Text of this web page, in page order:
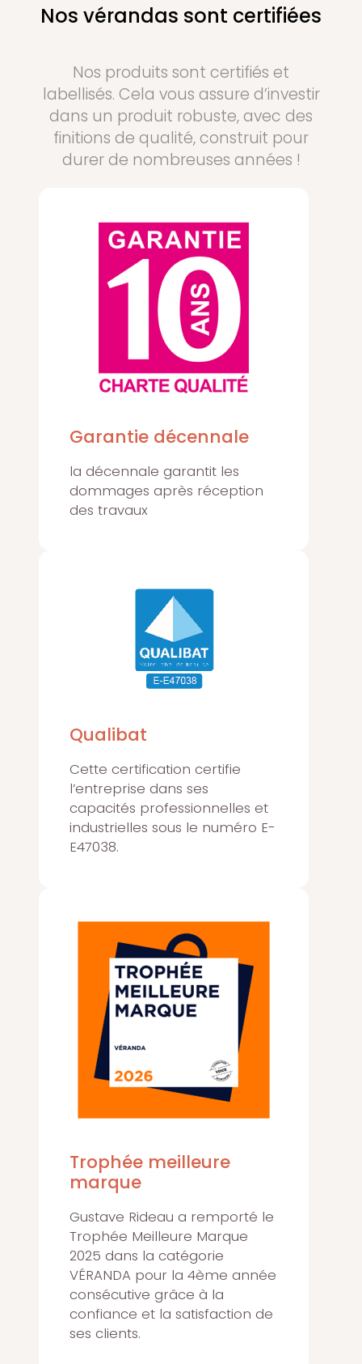
Nos vérandas sont certifiées
Nos produits sont certifiés et
labellisés. Cela vous assure d’investir
dans un produit robuste, avec des
finitions de qualité, construit pour
durer de nombreuses années !
Garantie décennale
la décennale garantit les
dommages après réception
des travaux
Qualibat
Cette certification certifie
l’entreprise dans ses
capacités professionnelles et
industrielles sous le numéro E-
E47038.
Trophée meilleure
marque
Gustave Rideau a remporté le
Trophée Meilleure Marque
2025 dans la catégorie
VÉRANDA pour la 4ème année
consécutive grâce à la
confiance et la satisfaction de
ses clients.